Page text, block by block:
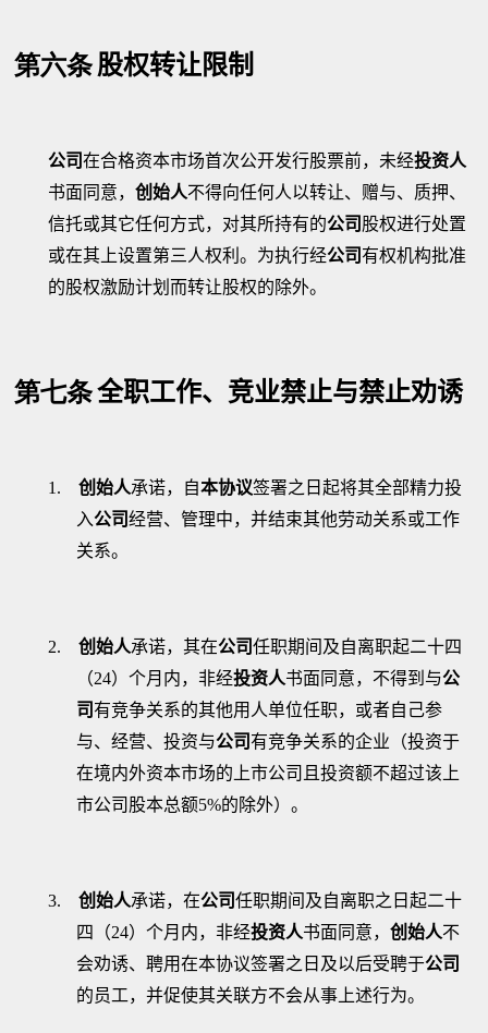
第六条股权转让限制
公司在合格资本市场首次公开发行股票前，未经投资人
书面同意， 创始人不得向任何人以转让、赠与、质押、
信托或其它任何方式，对其所持有的公司 股权进行处置
或在其上设置第三人权利。为执行经公司有权机构批准
的股权激励计划而转让股权的除外。
第七条全职工作、竞业禁止与禁止劝诱
1. 创始人承诺，自本协议签署之日起将其全部精力投
入公司经营、管理中，并结束其他劳动关系或工作
关系。
2. 创始人承诺，其在公司任职期间及自离职起二十四
（24）个月内，非经投资人书面同意，不得到与公
司有竞争关系的其他用人单位任职，或者自己参
与、经营、投资与公司有竞争关系的企业（投资于
在境内外资本市场的上市公司且投资额不超过该上
市公司股本总额5%的除外）。
3. 创始人承诺，在公司任职期间及自离职之日起二十
四（24）个月内，非经投资人书面同意，创始人不
会劝诱、聘用在本协议签署之日及以后受聘于公司
的员工，并促使其关联方不会从事上述行为。